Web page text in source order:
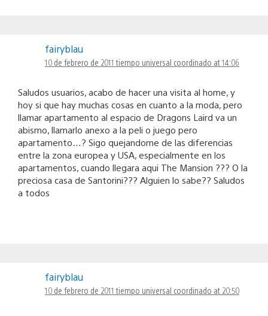
fairyblau
10 de febrero de 2011 tiempo universal coordinado at 14:06
Saludos usuarios, acabo de hacer una visita al home, y
hoy si que hay muchas cosas en cuanto a la moda, pero
llamar apartamento al espacio de Dragons Laird va un
abismo, llamarlo anexo a la peli o juego pero
apartamento…? Sigo quejandome de las diferencias
entre la zona europea y USA, especialmente en los
apartamentos, cuando llegara aqui The Mansion ??? O la
preciosa casa de Santorini??? Alguien lo sabe?? Saludos
a todos
fairyblau
10 de febrero de 2011 tiempo universal coordinado at 20:50